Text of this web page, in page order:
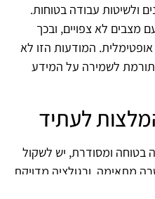
ולשיטות עבודה בטוחות.
מצבים לא צפויים, ובכך
המודעות הזו לא
לשמירה על המידע
לעתיד
בטוחה ומסודרת, יש לשקול
מתאימה, ורגולציה מדויקת.